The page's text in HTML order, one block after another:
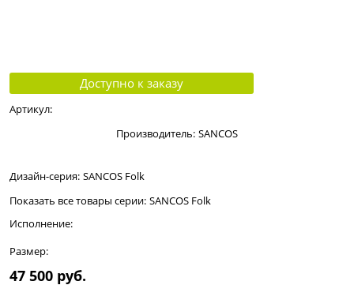
Доступно к заказу
Артикул:
Производитель: SANCOS
Дизайн-серия: SANCOS Folk
Показать все товары серии: SANCOS Folk
Исполнение:
Размер:
47 500 руб.